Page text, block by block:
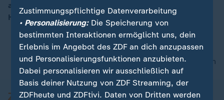
als 40 gestiegen. Die Flammen haben außerdem
Hunderte Häuser zerstört.
nach oben
Zustimmungspflichtige Datenverarbeitung
• Personalisierung:Die Speicherung von
bestimmten Interaktionen ermöglicht uns, dein
Erlebnis im Angebot des ZDF an dich anzupassen
und Personalisierungsfunktionen anzubieten.
Dabei personalisieren wir ausschließlich auf
Basis deiner Nutzung von ZDF Streaming, der
ZDFheute und ZDFtivi. Daten von Dritten werden